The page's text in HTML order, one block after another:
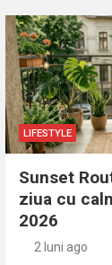
LIFESTYLE
Sunset
ziua cu
2026
2 luni ago